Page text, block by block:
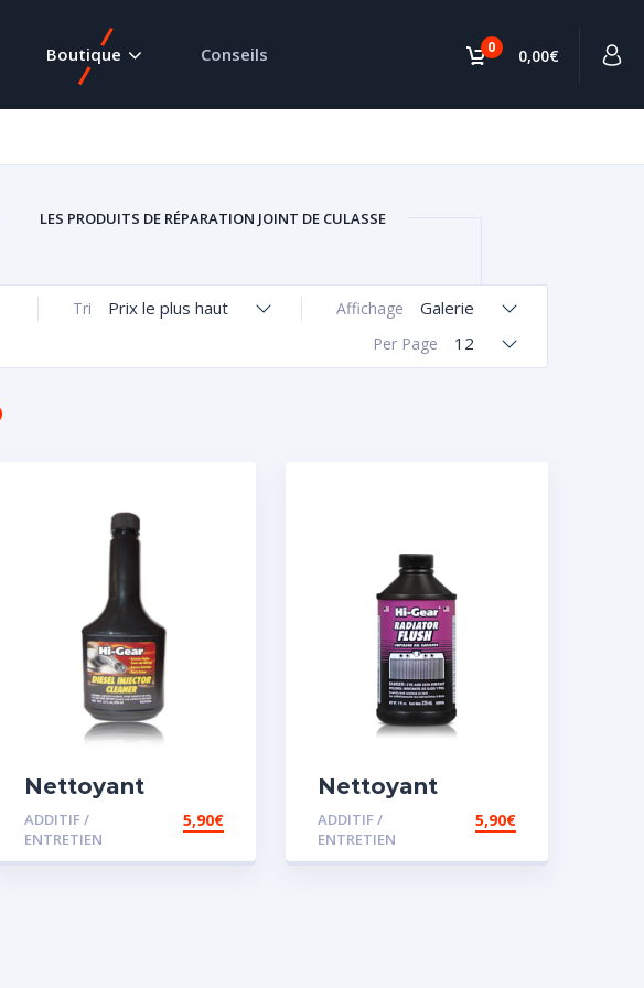
0 0,00€
Boutique Conseils
LES PRODUITS DE RÉPARATION JOINT DE CULASSE
Affichage Galerie
Tri Prix le plus haut
Per Page 12
Nettoyant
injecteur diesel
ADDITIF /
ENTRETIEN
5,90€
Nettoyant
radiateur
ADDITIF /
ENTRETIEN
5,90€